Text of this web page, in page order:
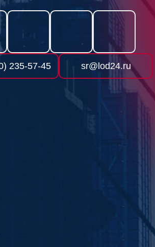
235-57-45 sr@lod24.ru